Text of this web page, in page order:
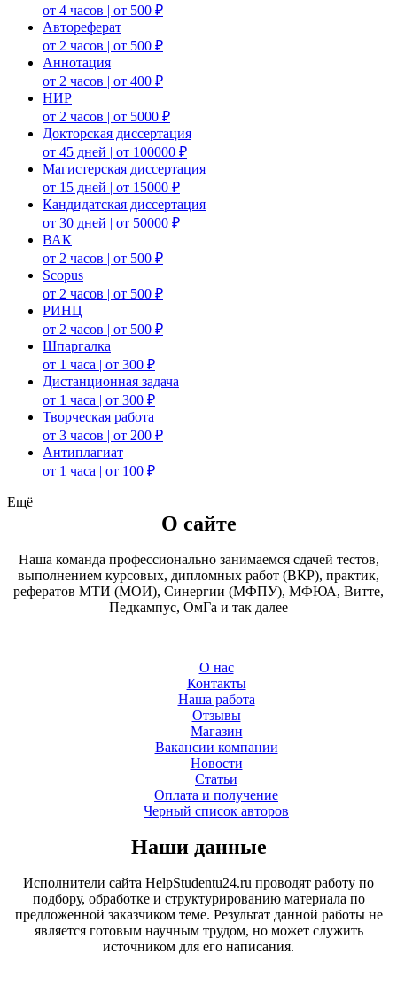
от 4 часов | от 500 ₽
Автореферат
от 2 часов | от 500 ₽
Аннотация
от 2 часов | от 400 ₽
НИР
от 2 часов | от 5000 ₽
Докторская диссертация
от 45 дней | от 100000 ₽
Магистерская диссертация
от 15 дней | от 15000 ₽
Кандидатская диссертация
от 30 дней | от 50000 ₽
ВАК
от 2 часов | от 500 ₽
Scopus
от 2 часов | от 500 ₽
РИНЦ
от 2 часов | от 500 ₽
Шпаргалка
от 1 часа | от 300 ₽
Дистанционная задача
от 1 часа | от 300 ₽
Творческая работа
от 3 часов | от 200 ₽
Антиплагиат
от 1 часа | от 100 ₽
Ещё
О сайте
Наша команда профессионально занимаемся сдачей тестов,
выполнением курсовых, дипломных работ (ВКР), практик,
рефератов МТИ (МОИ), Синергии (МФПУ), МФЮА, Витте,
Педкампус, ОмГа и так далее
О нас
Контакты
Наша работа
Отзывы
Магазин
Вакансии компании
Новости
Статьи
Оплата и получение
Черный список авторов
Наши данные
Исполнители сайта HelpStudentu24.ru проводят работу по
подбору, обработке и структурированию материала по
предложенной заказчиком теме. Результат данной работы не
является готовым научным трудом, но может служить
источником для его написания.